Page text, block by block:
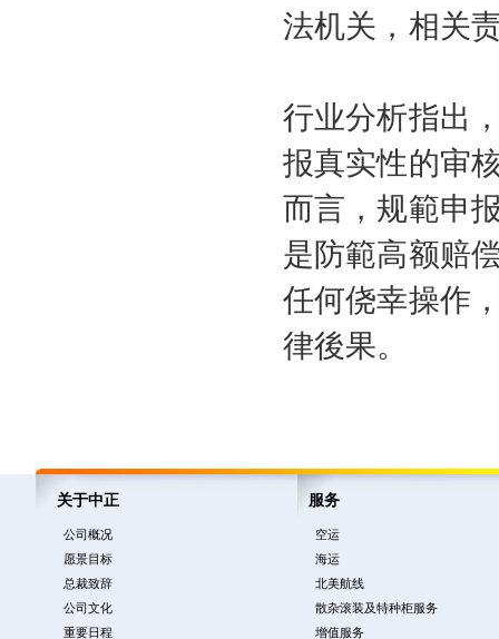
法机关，相关
行业分析指出
报真实性的审
而言，规範申
是防範高额赔
任何侥幸操作
律後果。
关于中正
公司概况
愿景目标
总裁致辞
公司文化
重要日程
服务
空运
海运
北美航线
散杂滚装及特种柜服务
增值服务